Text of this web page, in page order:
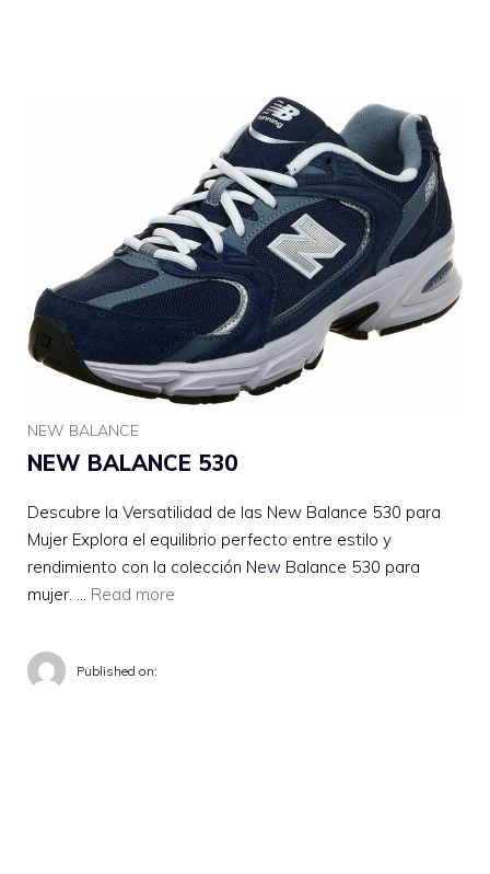
NEW BALANCE
NEW BALANCE 530
Descubre la Versatilidad de las New Balance 530 para
Mujer Explora el equilibrio perfecto entre estilo y
rendimiento con la colección New Balance 530 para
mujer. … Read more
Published on: